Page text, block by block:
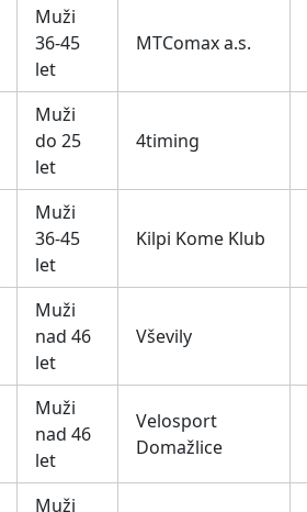
Muži
36-45
let
MTComax a.s.
Muži
do 25
let
4timing
Muži
36-45
let
Kilpi Kome Klub
Muži
nad 46
let
Vševily
Muži
nad 46
let
Velosport
Domažlice
Muži